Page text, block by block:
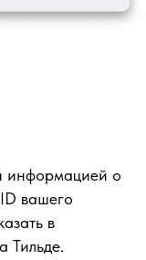
информацией о
вашего
в
Тильде.